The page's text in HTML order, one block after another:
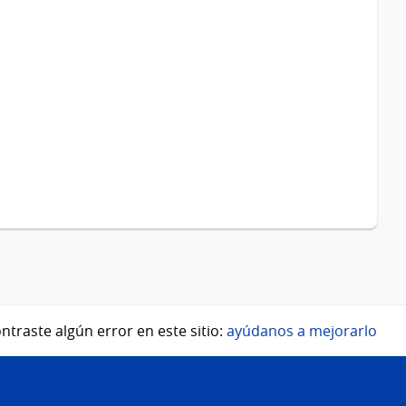
algún error en este sitio: ayúdanos a mejorarlo